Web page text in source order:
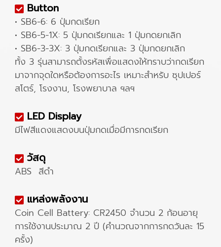
Button
• SB6-6: 6 ปุ่มกดเรียก
• SB6-5-1X: 5 ปุ่มกดเรียกและ 1 ปุ่มกดยกเลิก
• SB6-3-3X: 3 ปุ่มกดเรียกและ 3 ปุ่มกดยกเลิก
ทั้ง 3 รุ่นสามารถตั้งรหัสเพื่อแสดงให้ทราบว่ากดเรียก
มาจากจุดใดหรือต้องการอะไร เหมาะสำหรับ ซุปเปอร์
สโตร์, โรงงาน, โรงพยาบาล ฯลฯ
LED Display
มีไฟสีแดงแสดงบนปุ่มกดเมื่อมีการกดเรียก
วัสดุ
ABS สีดำ
แหล่งพลังงาน
Coin Cell Battery: CR2450 จำนวน 2 ก้อนอายุ
การใช้งานประมาณ 2 ปี (คำนวณจากการกดวันละ 15
ครั้ง)